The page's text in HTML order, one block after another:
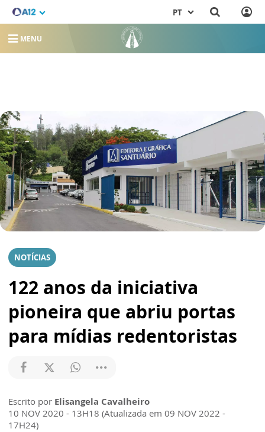
PT
MENU
NOTÍCIAS
122 anos da iniciativa
pioneira que abriu portas
para mídias redentoristas
Escrito por Elisangela Cavalheiro
10 NOV 2020 - 13H18 (Atualizada em 09 NOV 2022 -
17H24)